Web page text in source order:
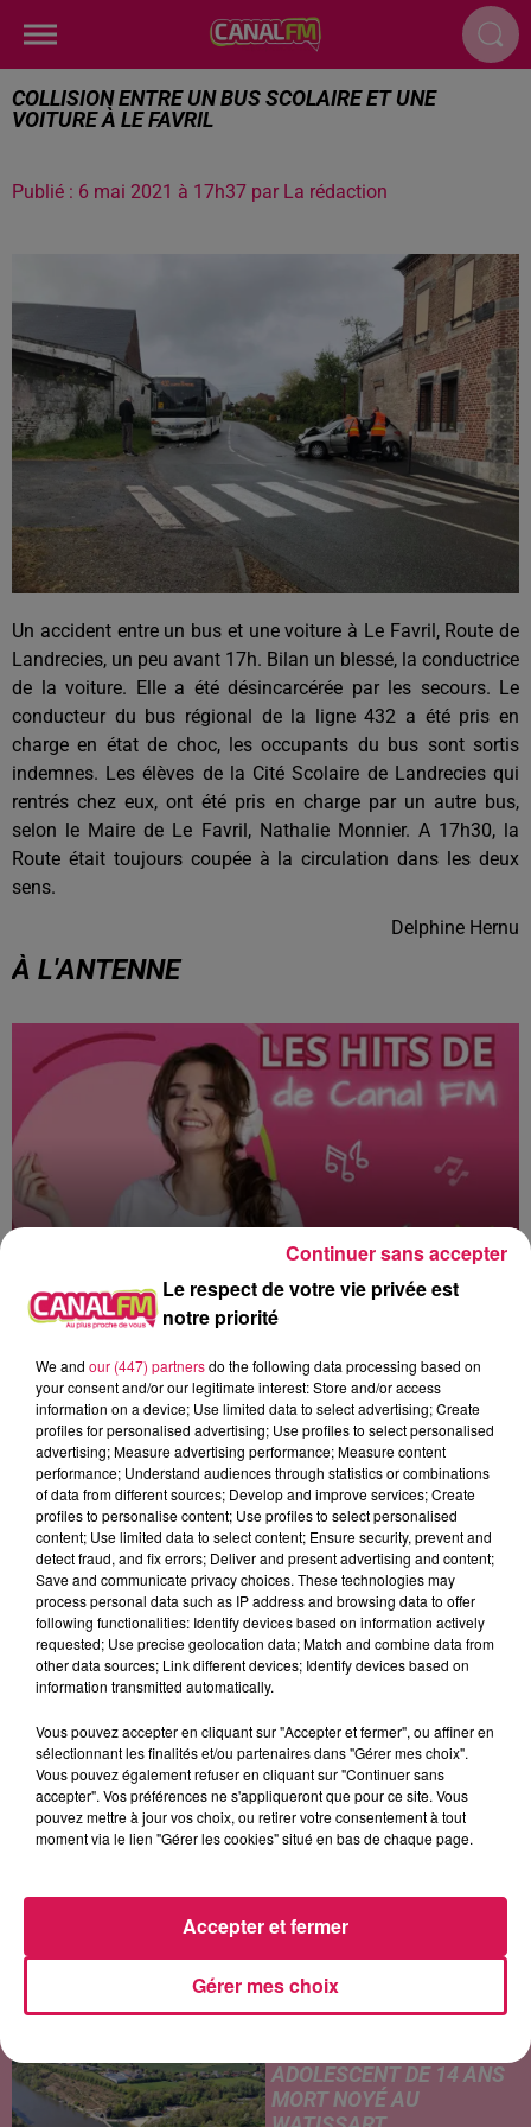
COLLISION ENTRE UN BUS SCOLAIRE ET UNE
VOITURE À LE FAVRIL
Publié : 6 mai 2021 à 17h37 par La rédaction
Un accident entre un bus et une voiture à Le Favril, Route de
Landrecies, un peu avant 17h. Bilan un blessé, la conductrice
de la voiture. Elle a été désincarcérée par les secours. Le
conducteur du bus régional de la ligne 432 a été pris en
charge en état de choc, les occupants du bus sont sortis
indemnes. Les élèves de la Cité Scolaire de Landrecies qui
rentrés chez eux, ont été pris en charge par un autre bus,
selon le Maire de Le Favril, Nathalie Monnier. A 17h30, la
Route était toujours coupée à la circulation dans les deux
sens.
Delphine Hernu
À L'ANTENNE
20h00 - 22h00
Les hits de Canal FM
20h54
20h54
CHRISTINA AGUILERA
Hurt
20h51
20h51
JUNGELI FT. EMMA
Juste Un Peu
20h45
20h45
ONE REPUBLIC
I Ain't Worried
LES ARTICLES LES PLUS CONSULTÉS
CHALEUR ET RISQUE
SAMBRE-AVESNOIS-
THIÉRACHE
Un temps typiquement estival
et changeant concerne nos
d'averses orageuses...
ADOLESCENT DE 14 ANS
MORT NOYÉ AU
Le respect de votre vie privée est
notre priorité
We and our (447) partnersdo the following data processing based on
your consent and/or our legitimate interest: Store and/or access
information on a device; Use limited data to select advertising; Create
profiles for personalised advertising; Use profiles to select personalised
advertising; Measure advertising performance; Measure content
performance; Understand audiences through statistics or combinations
of data from different sources; Develop and improve services; Create
profiles to personalise content; Use profiles to select personalised
content; Use limited data to select content; Ensure security, prevent and
detect fraud, and fix errors; Deliver and present advertising and content;
Save and communicate privacy choices. These technologies may
process personal data such as IP address and browsing data to offer
following functionalities: Identify devices based on information actively
requested; Use precise geolocation data; Match and combine data from
other data sources; Link different devices; Identify devices based on
information transmitted automatically.
Vous pouvez accepter en cliquant sur "Accepter et fermer", ou affiner en
sélectionnant les finalités et/ou partenaires dans "Gérer mes choix".
Vous pouvez également refuser en cliquant sur "Continuer sans
accepter". Vos préférences ne s'appliqueront que pour ce site. Vous
pouvez mettre à jour vos choix, ou retirer votre consentement à tout
moment via le lien "Gérer les cookies" situé en bas de chaque page.
Gérer mes choix
Accepter et fermer
Continuer sans accepter